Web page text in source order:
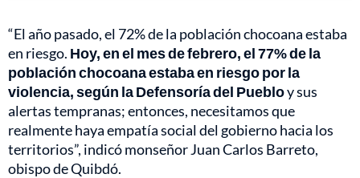
“El año pasado, el 72% de la población chocoana estaba
en riesgo. Hoy, en el mes de febrero, el 77% de la
población chocoana estaba en riesgo por la
violencia, según la Defensoría del Puebloy sus
alertas tempranas; entonces, necesitamos que
realmente haya empatía social del gobierno hacia los
territorios”, indicó monseñor Juan Carlos Barreto,
obispo de Quibdó.